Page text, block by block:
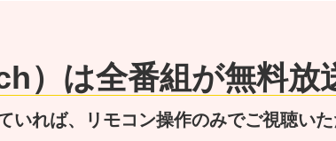
）は全番組が無料放
れば、リモコン操作のみでご視聴いた